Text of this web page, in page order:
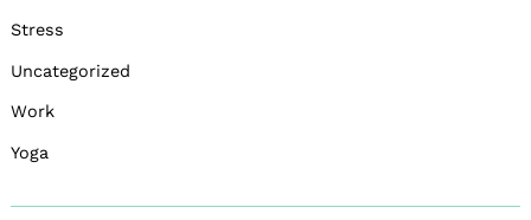
Stress
Uncategorized
Work
Yoga